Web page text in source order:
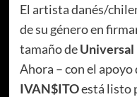
El artista danés/
de su género en
tamaño deUniversal
Ahora – con el
IVAN$ITOestá listo